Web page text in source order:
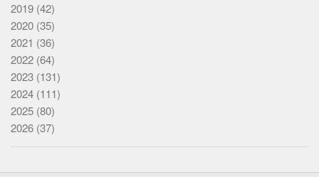
2019 (42)
2020 (35)
2021 (36)
2022 (64)
2023 (131)
2024 (111)
2025 (80)
2026 (37)